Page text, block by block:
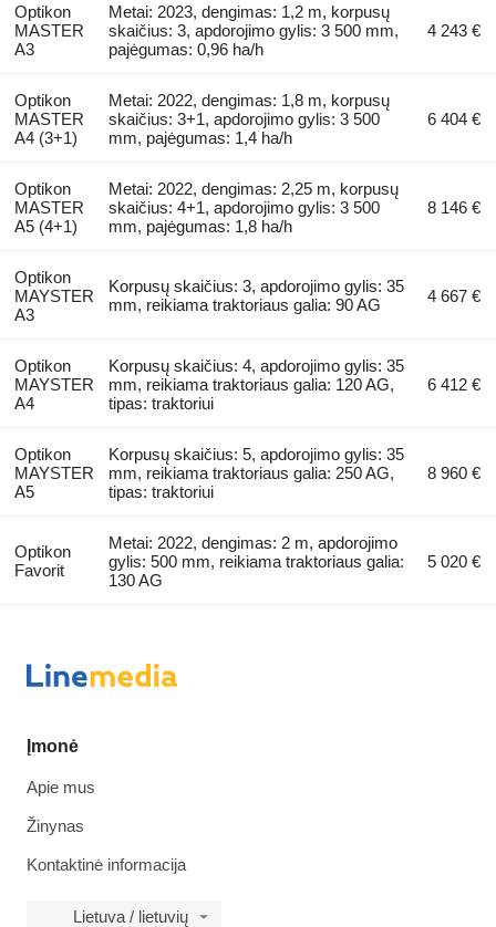
Optikon
MASTER
A3
Metai: 2023, dengimas: 1,2 m, korpusų
skaičius: 3, apdorojimo gylis: 3 500 mm,
pajėgumas: 0,96 ha/h
4 243 €
Optikon
MASTER
A4 (3+1)
Metai: 2022, dengimas: 1,8 m, korpusų
skaičius: 3+1, apdorojimo gylis: 3 500
mm, pajėgumas: 1,4 ha/h
6 404 €
Optikon
MASTER
A5 (4+1)
Metai: 2022, dengimas: 2,25 m, korpusų
skaičius: 4+1, apdorojimo gylis: 3 500
mm, pajėgumas: 1,8 ha/h
8 146 €
Optikon
MAYSTER
A3
Korpusų skaičius: 3, apdorojimo gylis: 35
mm, reikiama traktoriaus galia: 90 AG
4 667 €
Optikon
MAYSTER
A4
Korpusų skaičius: 4, apdorojimo gylis: 35
mm, reikiama traktoriaus galia: 120 AG,
tipas: traktoriui
6 412 €
Optikon
MAYSTER
A5
Korpusų skaičius: 5, apdorojimo gylis: 35
mm, reikiama traktoriaus galia: 250 AG,
tipas: traktoriui
8 960 €
Optikon
Favorit
Metai: 2022, dengimas: 2 m, apdorojimo
gylis: 500 mm, reikiama traktoriaus galia:
130 AG
5 020 €
Įmonė
Apie mus
Žinynas
Kontaktinė informacija
Lietuva / lietuvių